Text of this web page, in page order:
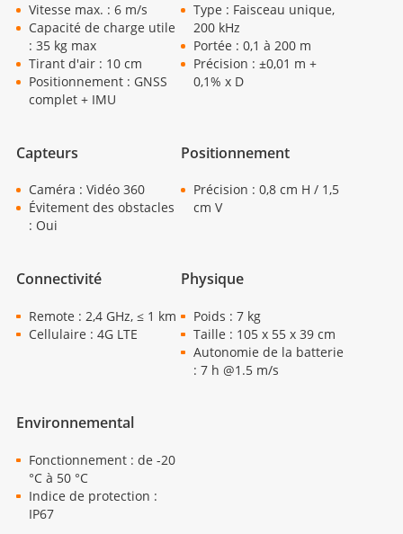
Vitesse max. : 6 m/s
Capacité de charge utile
: 35 kg max
Tirant d'air : 10 cm
Positionnement : GNSS
complet + IMU
Type : Faisceau unique,
200 kHz
Portée : 0,1 à 200 m
Précision : ±0,01 m +
0,1% x D
Capteurs
Caméra : Vidéo 360
Évitement des obstacles
: Oui
Positionnement
Précision : 0,8 cm H / 1,5
cm V
Connectivité
Remote : 2,4 GHz, ≤ 1 km
Cellulaire : 4G LTE
Physique
Poids : 7 kg
Taille : 105 x 55 x 39 cm
Autonomie de la batterie
: 7 h @1.5 m/s
Environnemental
Fonctionnement : de -20
°C à 50 °C
Indice de protection :
IP67